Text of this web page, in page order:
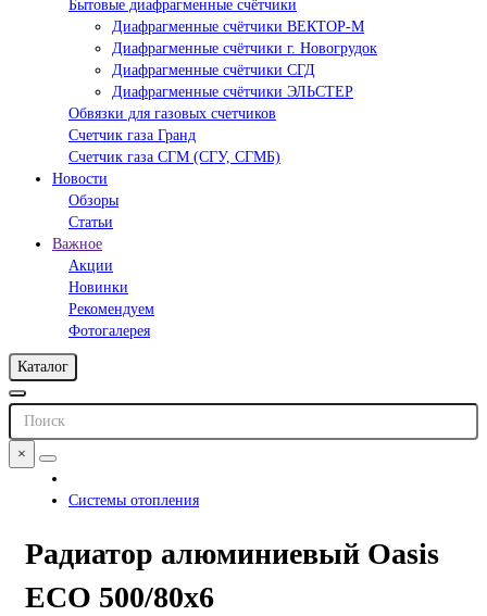
Бытовые диафрагменные счётчики
Диафрагменные счётчики ВЕКТОР-М
Диафрагменные счётчики г. Новогрудок
Диафрагменные счётчики СГД
Диафрагменные счётчики ЭЛЬСТЕР
Обвязки для газовых счетчиков
Счетчик газа Гранд
Счетчик газа СГМ (СГУ, СГМБ)
Новости
Обзоры
Статьи
Важное
Акции
Новинки
Рекомендуем
Фотогалерея
Каталог
×
Системы отопления
Радиатор алюминиевый Oasis
ECO 500/80х6